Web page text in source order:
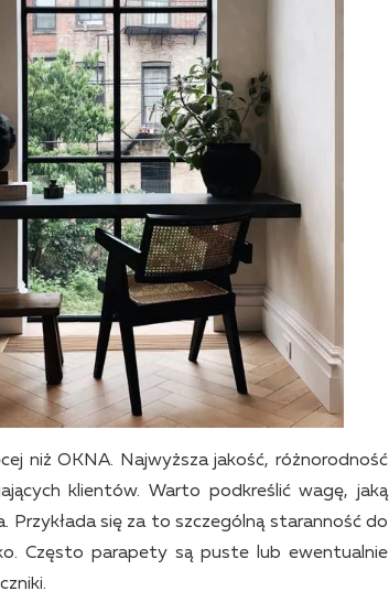
niż OKNA. Najwyższa jakość, różnorodność
klientów. Warto podkreślić wagę, jaką
Przykłada się za to szczególną staranność do
Często parapety są puste lub ewentualnie